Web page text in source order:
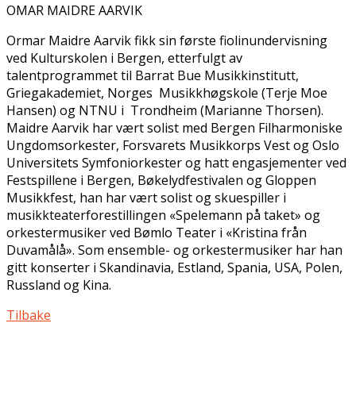
OMAR MAIDRE AARVIK
Ormar Maidre Aarvik fikk sin første fiolinundervisning
ved­ Kulturskolen i Bergen, etterfulgt av
talentprogrammet til Barrat Bue Musikkinstitutt,
Griegakademiet, Norges ­ Musikkhøgskole (Terje Moe
Hansen) og NTNU i ­ Trondheim (Marianne Thorsen).
Maidre Aarvik har vært solist med­ Bergen Filharmoniske
Ungdomsorkester, Forsvarets­ Musikkorps Vest og Oslo
Universitets Symfoniorkester og hatt engasjementer ved
Festspillene i Bergen,­ Bøkelydfestivalen og Gloppen
Musikkfest, han har vært solist og skuespiller i
musikkteaterforestillingen «Spelemann på taket» og
orkestermusiker ved Bømlo Teater i «Kristina från
Duvamålå». Som ensemble- og orkestermusiker har han
gitt konserter i Skandinavia, Estland, Spania, USA,­ Polen,
Russland og Kina.
Tilbake